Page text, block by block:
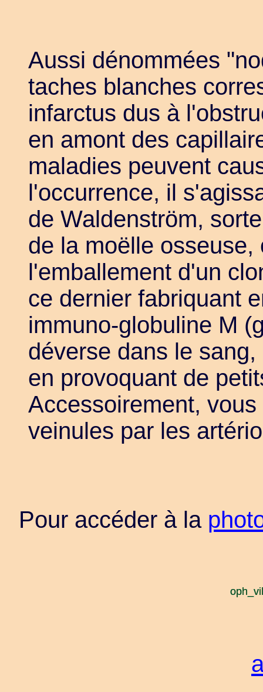
Aussi dénommées
taches blanches
infarctus dus à
en amont des
maladies peuvent
l'occurrence, il
de Waldenström,
de la moëlle osseuse,
l'emballement d'un
ce dernier fabriquant
immuno-globuline M
déverse dans le
en provoquant de
Accessoirement,
veinules par les
Pour accéder à la